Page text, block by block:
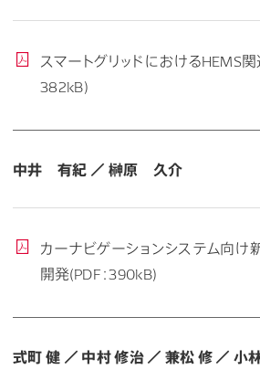
スマートグリッドにおけるHEMS
382kB)
中井 有紀 ／ 榊原 久介
カーナビゲーションシステム向
開発(PDF：390kB)
式町 健 ／ 中村 修治 ／ 兼松 修 ／ 小